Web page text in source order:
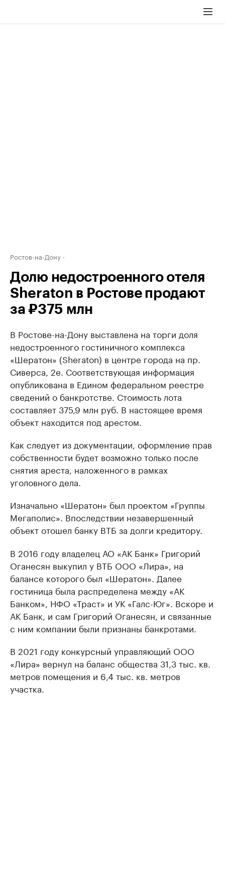
Ростов-на-Дону
Долю недостроенного отеля
Sheraton в Ростове продают
за ₽375 млн
В Ростове-на-Дону выставлена на торги доля
недостроенного гостиничного комплекса
«Шератон» (Sheraton) в центре города на пр.
Сиверса, 2е. Соответствующая информация
опубликована в Едином федеральном реестре
сведений о банкротстве. Стоимость лота
составляет 375,9 млн руб. В настоящее время
объект находится под арестом.
Как следует из документации, оформление прав
собственности будет возможно только после
снятия ареста, наложенного в рамках
уголовного дела.
Изначально «Шератон» был проектом «Группы
Мегаполис». Впоследствии незавершенный
объект отошел банку ВТБ за долги кредитору.
В 2016 году владелец АО «АК Банк» Григорий
Оганесян выкупил у ВТБ ООО «Лира», на
балансе которого был «Шератон». Далее
гостиница была распределена между «АК
Банком», НФО «Траст» и УК «Галс-Юг». Вскоре и
АК Банк, и сам Григорий Оганесян, и связанные
с ним компании были признаны банкротами.
В 2021 году конкурсный управляющий ООО
«Лира» вернул на баланс общества 31,3 тыс. кв.
метров помещения и 6,4 тыс. кв. метров
участка.